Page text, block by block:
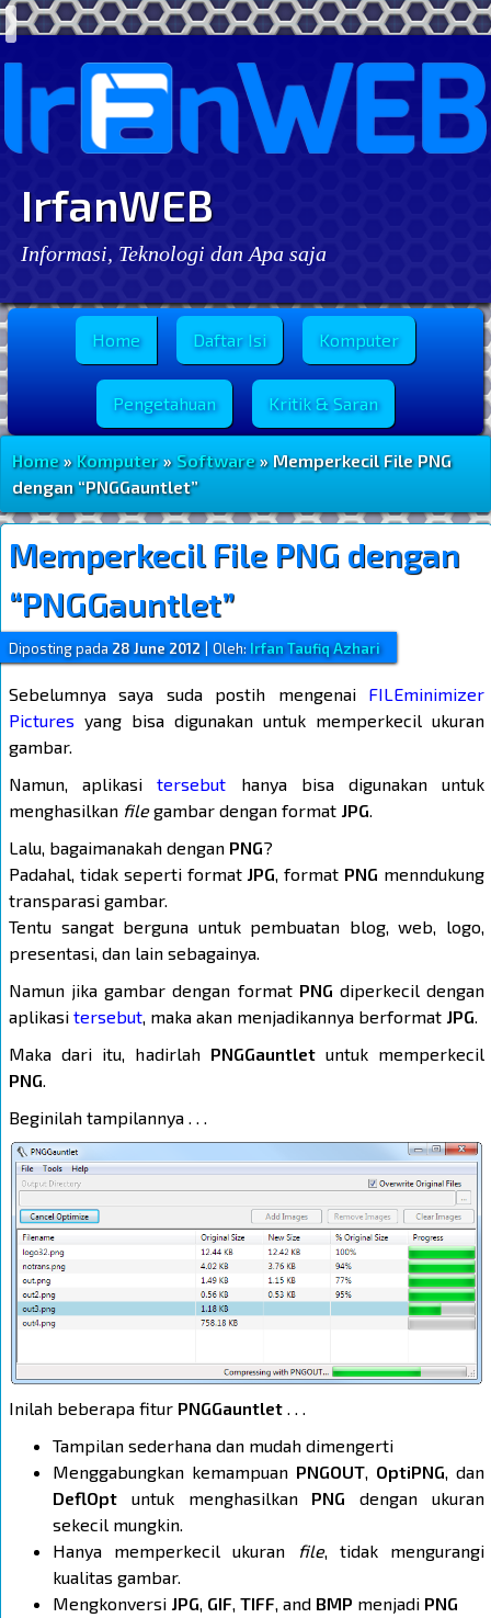
IrfanWEB
Informasi, Teknologi dan Apa saja
Menu Utama
Home Daftar Isi Komputer
Pengetahuan Kritik & Saran
Home»Komputer»Software» Memperkecil File PNG
dengan “PNGGauntlet”
Memperkecil File PNG dengan
“PNGGauntlet”
Diposting pada28 June 2012 Oleh:Irfan Taufiq Azhari
Sebelumnya saya suda postih mengenai FILEminimizer
Pictures yang bisa digunakan untuk memperkecil ukuran
gambar.
Namun, aplikasitersebut hanya bisa digunakan untuk
menghasilkan filegambar dengan format JPG.
Lalu, bagaimanakah dengan PNG?
Padahal, tidak seperti format JPG, format PNG menndukung
transparasi gambar.
Tentu sangat berguna untuk pembuatan blog, web, logo,
presentasi, dan lain sebagainya.
Namun jika gambar dengan format PNG diperkecil dengan
aplikasi tersebut, maka akan menjadikannya berformat JPG.
Maka dari itu, hadirlah PNGGauntletuntuk memperkecil
PNG.
Beginilah tampilannya . . .
Inilah beberapa fitur PNGGauntlet . . .
Tampilan sederhana dan mudah dimengerti
Menggabungkan kemampuan PNGOUT, OptiPNG, dan
DeflOpt untuk menghasilkan PNG dengan ukuran
sekecil mungkin.
Hanya memperkecil ukuran
file, tidak mengurangi
kualitas gambar.
Mengkonversi JPG, GIF, TIFF, and BMP menjadi PNG